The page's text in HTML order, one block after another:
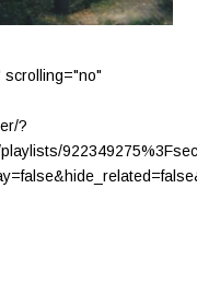
scrolling="no"
?